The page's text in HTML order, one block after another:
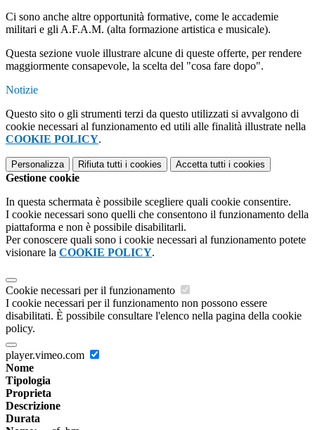
Ci sono anche altre opportunità formative, come le accademie
militari e gli A.F.A.M. (alta formazione artistica e musicale).
Questa sezione vuole illustrare alcune di queste offerte, per rendere
maggiormente consapevole, la scelta del "cosa fare dopo".
Notizie
Questo sito o gli strumenti terzi da questo utilizzati si avvalgono di
cookie necessari al funzionamento ed utili alle finalità illustrate nella
COOKIE POLICY.
Personalizza Rifiuta tutti i cookies Accetta tutti i cookies
Gestione cookie
In questa schermata è possibile scegliere quali cookie consentire.
I cookie necessari sono quelli che consentono il funzionamento della
piattaforma e non è possibile disabilitarli.
Per conoscere quali sono i cookie necessari al funzionamento potete
visionare la COOKIE POLICY.
Cookie necessari per il funzionamento
I cookie necessari per il funzionamento non possono essere
disabilitati. È possibile consultare l'elenco nella pagina della cookie
policy.
player.vimeo.com
Nome
Tipologia
Proprieta
Descrizione
Durata